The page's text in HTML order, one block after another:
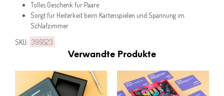
Tolles Geschenk für Paare
Sorgt für Heiterkeit beim Kartenspielen und Spannung im
Schlafzimmer
SKU: 399523
Verwandte Produkte